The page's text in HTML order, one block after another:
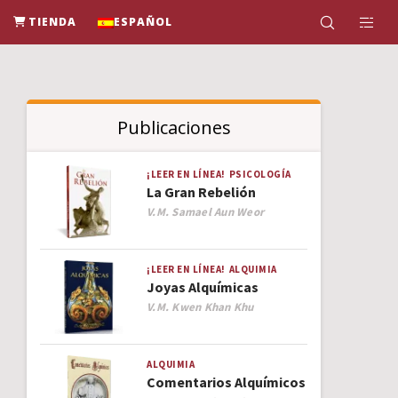
TIENDA ESPAÑOL
Publicaciones
¡LEER EN LÍNEA! PSICOLOGÍA
La Gran Rebelión
Author
V.M. Samael Aun Weor
¡LEER EN LÍNEA! ALQUIMIA
Joyas Alquímicas
Author
V.M. Kwen Khan Khu
ALQUIMIA
Comentarios Alquímicos